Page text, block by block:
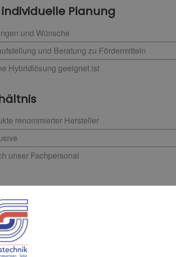
Planung
und Wünsche
und Beratung zu Fördermitteln
Hybridlösung geeignet ist
renommierter Hersteller
unser Fachpersonal
in vorhandene Heizungssysteme
Arbeiten